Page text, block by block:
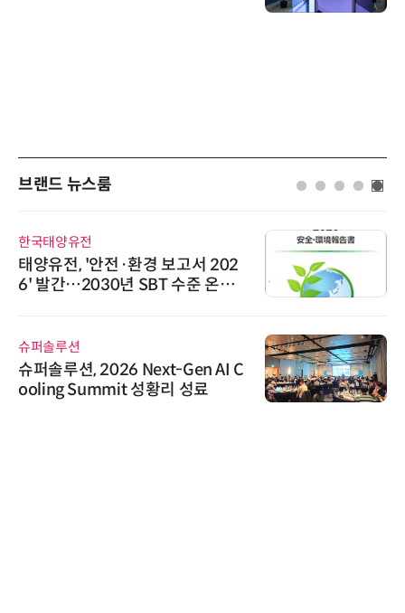
브랜드 뉴스룸
한국태양유전
태양유전, '안전·환경 보고서 202
6' 발간…2030년 SBT 수준 온실
슈퍼솔루션
슈퍼솔루션, 2026 Next-Gen AI C
ooling Summit 성황리 성료